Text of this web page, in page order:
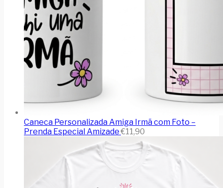
Caneca Personalizada Amiga Irmã com Foto –
Prenda Especial Amizade €11,90